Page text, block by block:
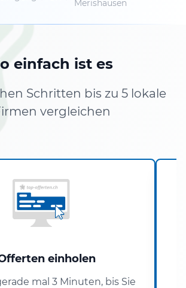
Merishausen
einfach ist es
Schritten bis zu 5 lokale
vergleichen
einholen
mal 3 Minuten, bis Sie